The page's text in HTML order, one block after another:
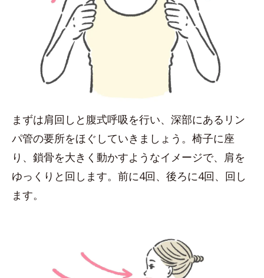
まずは肩回しと腹式呼吸を行い、深部にあるリン
パ管の要所をほぐしていきましょう。椅子に座
り、鎖骨を大きく動かすようなイメージで、肩を
ゆっくりと回します。前に4回、後ろに4回、回し
ます。